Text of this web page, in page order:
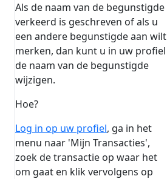
Als de naam van de begunstigde
verkeerd is geschreven of als u
een andere begunstigde aan wilt
merken, dan kunt u in uw profiel
de naam van de begunstigde
wijzigen.
Hoe?
Log in op uw profiel, ga in het
menu naar 'Mijn Transacties',
zoek de transactie op waar het
om gaat en klik vervolgens op